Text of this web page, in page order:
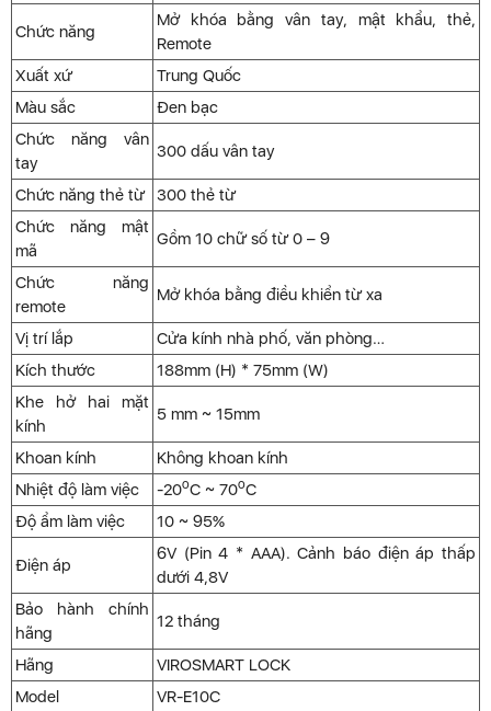
Chức năng
Mở khóa bằng vân tay, mật khẩu, thẻ,
Remote
Xuất xứ
Trung Quốc
Màu sắc
Đen bạc
Chức năng vân
tay
300 dấu vân tay
Chức năng thẻ từ
300 thẻ từ
Chức năng mật
mã
Gồm 10 chữ số từ 0 – 9
Chức năng
remote
Mở khóa bằng điều khiển từ xa
Vị trí lắp
Cửa kính nhà phố, văn phòng…
Kích thước
188mm (H) * 75mm (W)
Khe hở hai mặt
kính
5 mm ~ 15mm
Khoan kính
Không khoan kính
Nhiệt độ làm việc
-20oC ~ 70oC
Độ ẩm làm việc
10 ~ 95%
Điện áp
6V (Pin 4 * AAA). Cảnh báo điện áp thấp
dưới 4,8V
Bảo hành chính
hãng
12 tháng
Hãng
VIROSMART LOCK
Model
VR-E10C